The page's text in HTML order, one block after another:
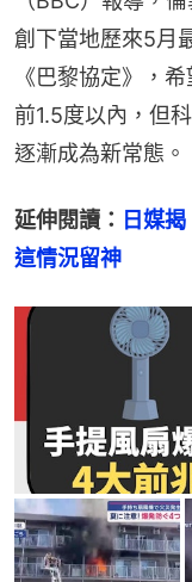
創下當地歷來5月
《巴黎協定》，
前1.5度以內，但
逐漸成為新常態。
延伸閱讀： 日媒
這情況留神